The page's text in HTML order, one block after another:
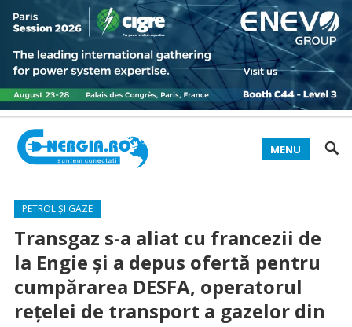
MENU
PETROL ȘI GAZE
Transgaz s-a aliat cu francezii de
la Engie şi a depus ofertă pentru
cumpărarea DESFA, operatorul
reţelei de transport a gazelor din